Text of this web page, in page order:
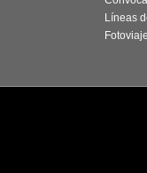
Líneas